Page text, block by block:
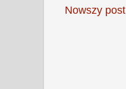
Nowszy post